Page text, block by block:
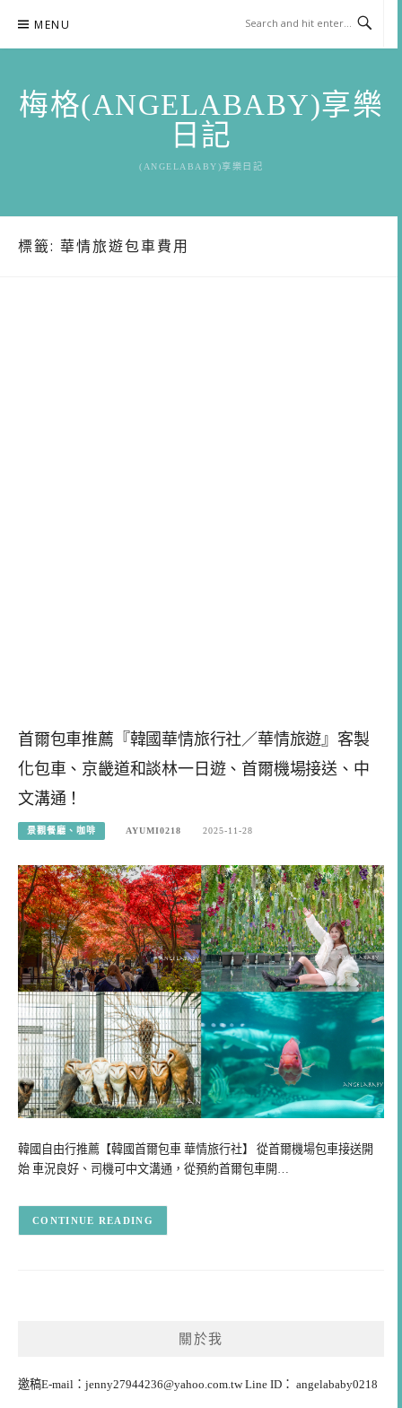
content
MENU
梅格(ANGELABABY)享樂
日記
(ANGELABABY)享樂日記
標籤: 華情旅遊包車費用
首爾包車推薦『韓國華情旅行社／華情旅遊』客製
化包車、京畿道和談林一日遊、首爾機場接送、中
文溝通！
景觀餐廳、咖啡 AYUMI0218 2025-11-28
韓國自由行推薦【韓國首爾包車 華情旅行社】 從首爾機場包車接送開
始 車況良好、司機可中文溝通，從預約首爾包車開…
CONTINUE READING
關於我
邀稿E-mail： jenny27944236@yahoo.com.twLine ID： angelababy0218